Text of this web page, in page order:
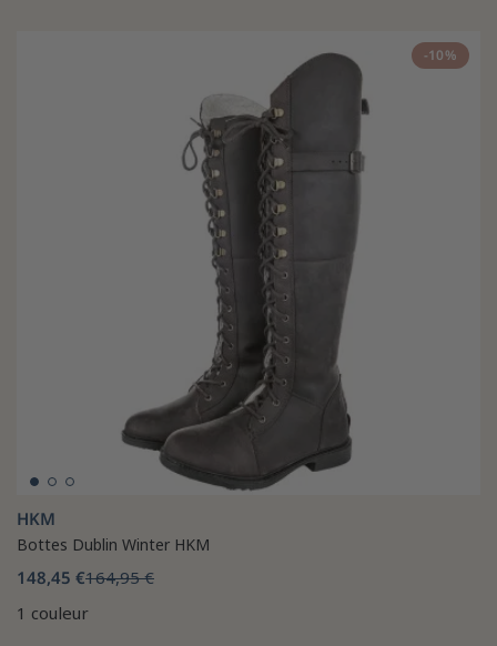
-10%
HKM
Bottes Dublin Winter HKM
148,45 €164,95 €
1 couleur